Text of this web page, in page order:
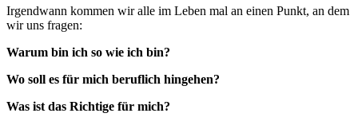
Irgendwann kommen wir alle im Leben mal an einen Punkt, an dem
wir uns fragen:
Warum bin ich so wie ich bin?
Wo soll es für mich beruflich hingehen?
Was ist das Richtige für mich?